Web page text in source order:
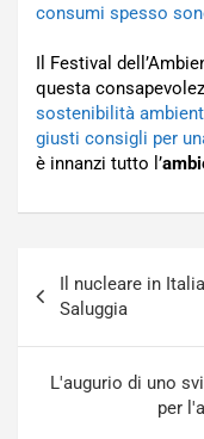
consumi spesso
Il Festival
questa
sostenibilità
giusti consigli per
è innanzi tutto l’
articoli
Il nucleare in
Saluggia
L'augurio di uno
per